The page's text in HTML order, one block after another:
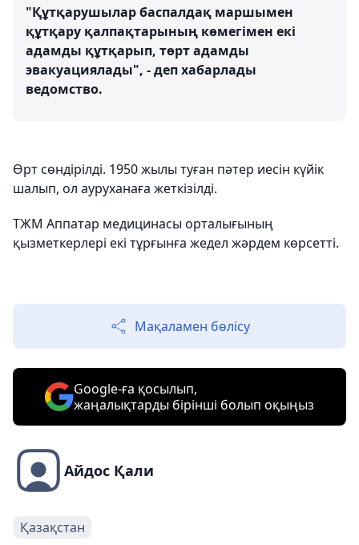
"Құтқарушылар баспалдақ маршымен
құтқару қалпақтарының көмегімен екі
адамды құтқарып, төрт адамды
эвакуациялады", - деп хабарлады
ведомство.
Өрт сөндірілді. 1950 жылы туған пәтер иесін күйік
шалып, ол ауруханаға жеткізілді.
ТЖМ Аппатар медицинасы орталығының
қызметкерлері екі тұрғынға жедел жәрдем көрсетті.
Мақаламен бөлісу
Google-ға қосылып,
жаңалықтарды бірінші болып оқыңыз
Айдос Қали
Қазақстан